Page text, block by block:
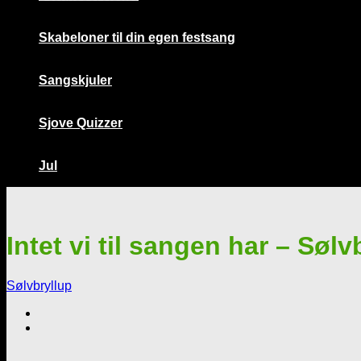
Skabeloner til din egen festsang
Sangskjuler
Sjove Quizzer
Jul
Intet vi til sangen har –
Sølvbryllup